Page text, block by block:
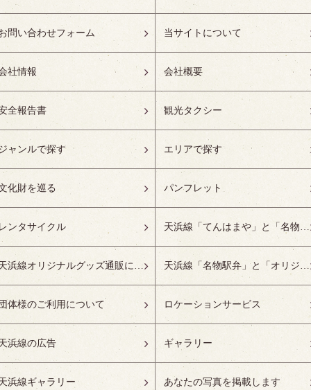
問い合わせフォーム 当サイトについて
社情報 会社概要
全報告書 観光タクシー
ャンルで探す エリアで探す
化財を巡る パンフレット
ンタサイクル 天浜線「てんはまや」と「名物駅弁」について
天浜線オリジナルグッズ通販について 天浜線「名物駅弁」と「オリジナルグッズ」
体様のご利用について ロケーションサービス
浜線の広告 ギャラリー
浜線ギャラリー あなたの写真を掲載します